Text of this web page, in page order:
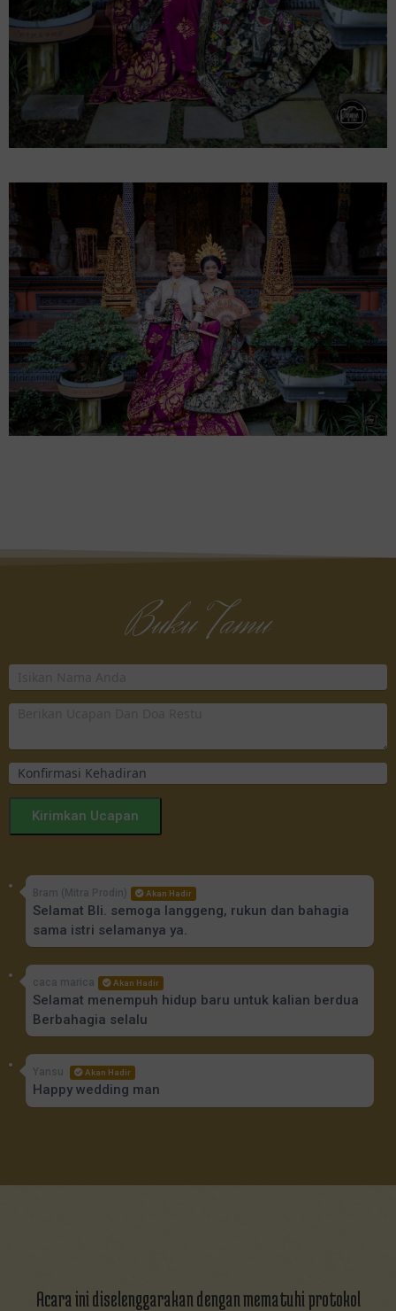
Buku Tamu
Kirimkan Ucapan
Bram (Mitra Prodin) Akan Hadir
Selamat Bli. semoga langgeng, rukun dan bahagia
sama istri selamanya ya.
caca marica Akan Hadir
Selamat menempuh hidup baru untuk kalian berdua
Berbahagia selalu
Yansu Akan Hadir
Happy wedding man
Acara ini diselenggarakan dengan mematuhi protokol